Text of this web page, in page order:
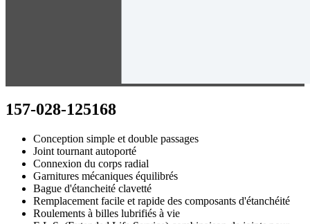
157-028-125168
Conception simple et double passages
Joint tournant autoporté
Connexion du corps radial
Garnitures mécaniques équilibrés
Bague d'étancheité clavetté
Remplacement facile et rapide des composants d'étanchéité
Roulements à billes lubrifiés à vie